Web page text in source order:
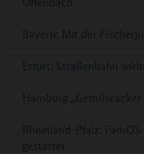
Bayern: Mit der
Erfurt: Straßenbahn
Hamburg
Rheinland-Pfalz:
gestartet